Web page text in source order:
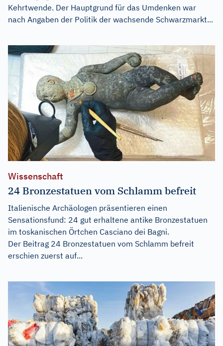
Kehrtwende. Der Hauptgrund für das Umdenken war
nach Angaben der Politik der wachsende Schwarzmarkt...
Wissenschaft
24 Bronzestatuen vom Schlamm befreit
Italienische Archäologen präsentieren einen
Sensationsfund: 24 gut erhaltene antike Bronzestatuen
im toskanischen Örtchen Casciano dei Bagni.
Der Beitrag 24 Bronzestatuen vom Schlamm befreit
erschien zuerst auf...